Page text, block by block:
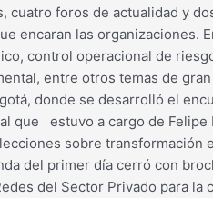
foros de actualidad y
encaran las
control operacional de
entre otros temas de
donde se desarrolló el
que estuvo a cargo de
sobre
del primer día cerró con
del Sector Privado para